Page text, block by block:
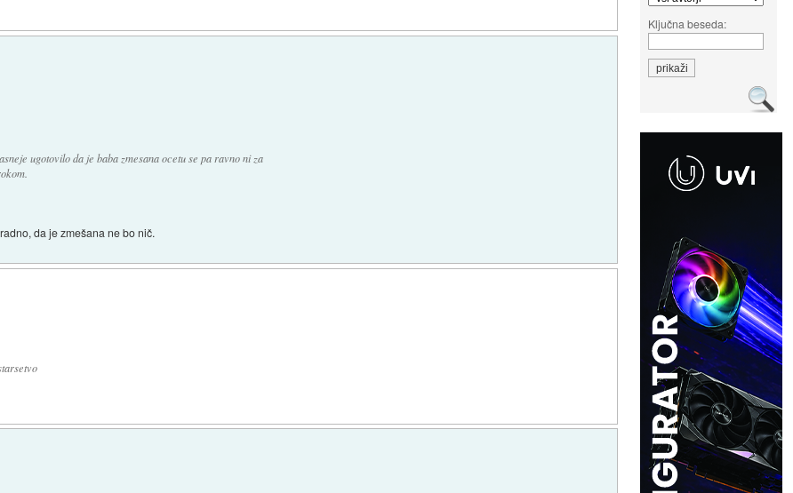
Ključna beseda:
ugotovilo da je baba zmesana ocetu se pa ravno ni za
da je zmešana ne bo nič.